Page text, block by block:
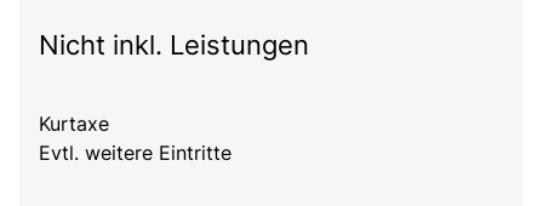
Nicht inkl. Leistungen
Kurtaxe
Evtl. weitere Eintritte